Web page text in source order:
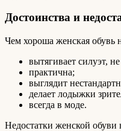
Достоинства и
Чем хороша женская обувь
вытягивает силуэт,
практична;
выглядит
делает лодыжки
всегда в моде.
Недостатки женской обуви